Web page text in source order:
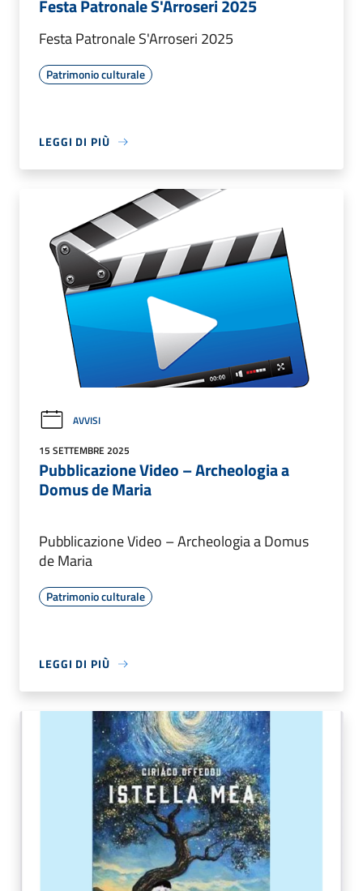
Festa Patronale S'Arroseri 2025
Festa Patronale S'Arroseri 2025
Patrimonio culturale
LEGGI DI PIÙ
AVVISI
15 SETTEMBRE 2025
Pubblicazione Video – Archeologia a
Domus de Maria
Pubblicazione Video – Archeologia a Domus
de Maria
Patrimonio culturale
LEGGI DI PIÙ